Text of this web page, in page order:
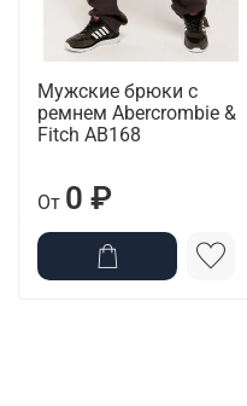
Мужские брюки с
ремнем Abercrombie &
Fitch AB168
От 0 ₽